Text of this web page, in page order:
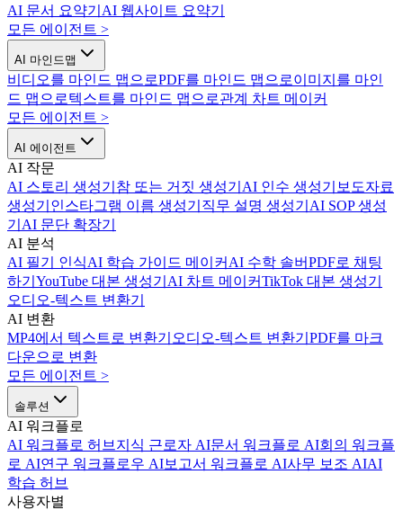
AI 문서 요약기 AI 웹사이트 요약기
모든 에이전트 >
AI 마인드맵
비디오를 마인드 맵으로PDF를 마인드 맵으로이미지를 마인
드 맵으로텍스트를 마인드 맵으로관계 차트 메이커
모든 에이전트 >
AI 에이전트
AI 작문
AI 스토리 생성기 참 또는 거짓 생성기 AI 인수 생성기 보도자료
생성기 인스타그램 이름 생성기 직무 설명 생성기 AI SOP 생성
기 AI 문단 확장기
AI 분석
AI 필기 인식AI 학습 가이드 메이커 AI 수학 솔버PDF로 채팅
하기 YouTube 대본 생성기 AI 차트 메이커TikTok 대본 생성기
오디오-텍스트 변환기
AI 변환
MP4에서 텍스트로 변환기 오디오-텍스트 변환기 PDF를 마크
다운으로 변환
모든 에이전트 >
솔루션
AI 워크플로
AI 워크플로 허브 지식 근로자 AI문서 워크플로 AI회의 워크플
로 AI연구 워크플로우 AI보고서 워크플로 AI사무 보조 AIAI
학습 허브
사용자별